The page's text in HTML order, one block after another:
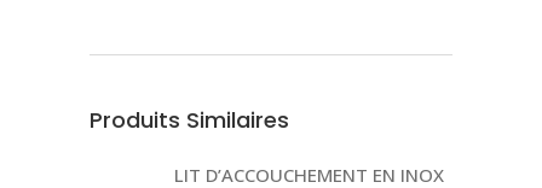
Produits Similaires
LIT D’ACCOUCHEMENT EN INOX